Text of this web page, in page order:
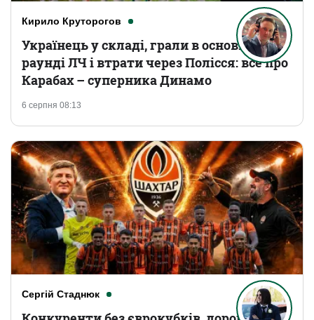
Кирило Круторогов
6 серпня 08:13
Українець у складі, грали в основному
раунді ЛЧ і втрати через Полісся: все про
Карабах – суперника Динамо
Сергій Стаднюк